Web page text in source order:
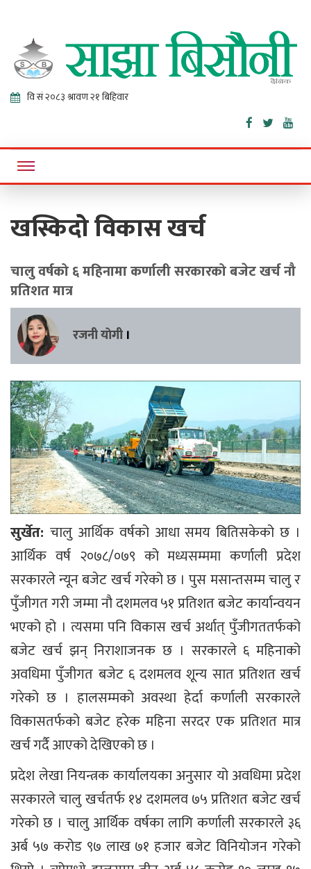
Sajha
Bisaunee
Online News Portal
खस्किदो विकास खर्च
चालु वर्षको ६ महिनामा कर्णाली सरकारको बजेट खर्च नौ
प्रतिशत मात्र
रजनी याेगी ।
सुर्खेत: चालु आर्थिक वर्षको आधा समय बितिसकेको छ ।
आर्थिक वर्ष २०७८/०७९ को मध्यसम्ममा कर्णाली प्रदेश
सरकारले न्यून बजेट खर्च गरेको छ । पुस मसान्तसम्म चालु र
पुँजीगत गरी जम्मा नौ दशमलव ५१ प्रतिशत बजेट कार्यान्वयन
भएको हो । त्यसमा पनि विकास खर्च अर्थात् पुँजीगततर्फको
बजेट खर्च झन् निराशाजनक छ । सरकारले ६ महिनाको
अवधिमा पुँजीगत बजेट ६ दशमलव शून्य सात प्रतिशत खर्च
गरेको छ । हालसम्मको अवस्था हेर्दा कर्णाली सरकारले
विकासतर्फको बजेट हरेक महिना सरदर एक प्रतिशत मात्र
खर्च गर्दै आएको देखिएको छ ।
प्रदेश लेखा नियन्त्रक कार्यालयका अनुसार यो अवधिमा प्रदेश
सरकारले चालु खर्चतर्फ १४ दशमलव ७५ प्रतिशत बजेट खर्च
गरेको छ । चालु आर्थिक वर्षका लागि कर्णाली सरकारले ३६
अर्ब ५७ करोड ९७ लाख ७१ हजार बजेट विनियोजन गरेको